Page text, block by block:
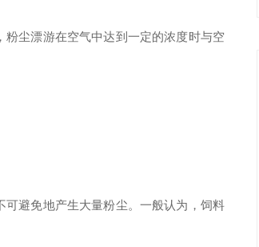
尘漂游在空气中达到一定的浓度时与空
避免地产生大量粉尘。一般认为，饲料